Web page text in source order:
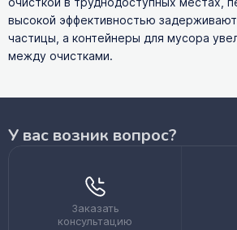
высокой эффективностью
частицы, а контейнеры для мусора
между очистками.
У вас возник вопрос?
Заказать
консультацию